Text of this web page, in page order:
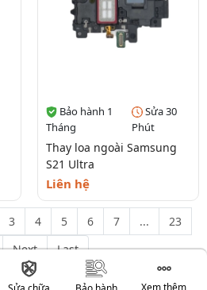
Xem thêm
Bảo hành 1
Tháng
Sửa 30
Phút
Thay loa ngoài Samsung
S21 Ultra
Liên hệ
3 4 5 6 7 ...
23
Next Last